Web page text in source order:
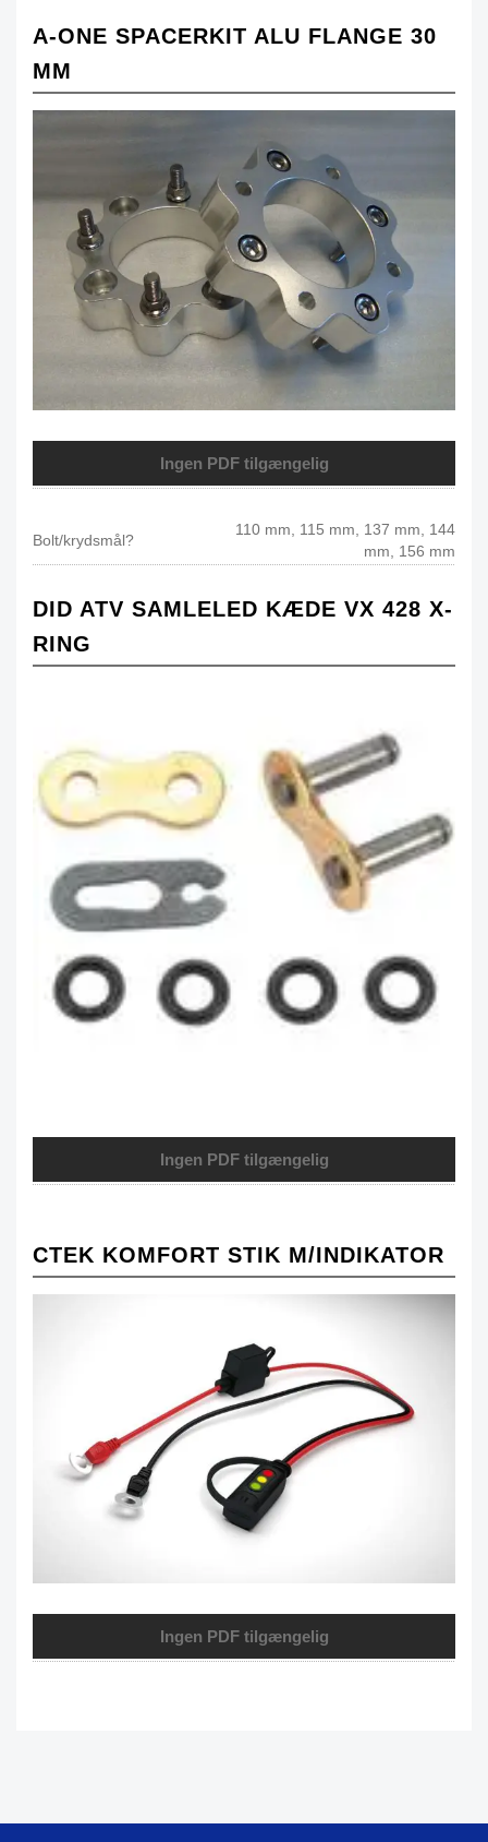
A-ONE SPACERKIT ALU FLANGE 30
MM
Ingen PDF tilgængelig
Bolt/krydsmål?
110 mm, 115 mm, 137 mm, 144
mm, 156 mm
DID ATV SAMLELED KÆDE VX 428 X-
RING
Ingen PDF tilgængelig
CTEK KOMFORT STIK M/INDIKATOR
Ingen PDF tilgængelig